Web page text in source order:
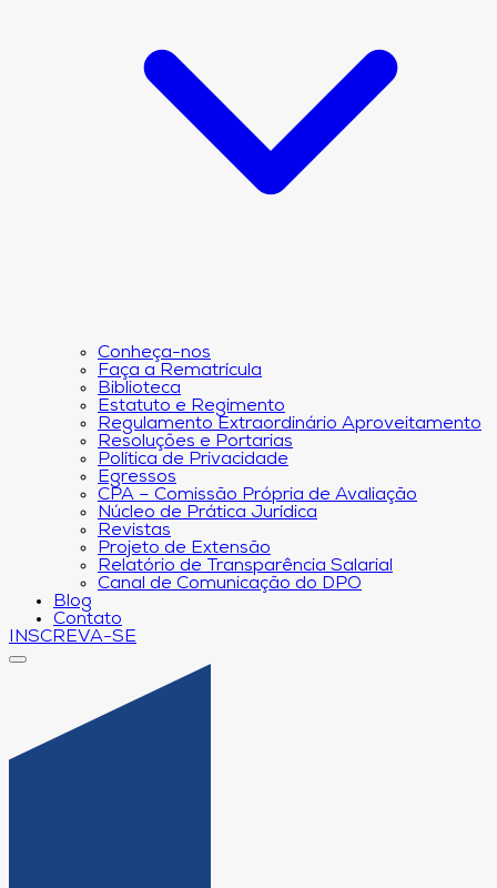
Conheça-nos
Faça a Rematrícula
Biblioteca
Estatuto e Regimento
Regulamento Extraordinário Aproveitamento
Resoluções e Portarias
Política de Privacidade
Egressos
CPA – Comissão Própria de Avaliação
Núcleo de Prática Jurídica
Revistas
Projeto de Extensão
Relatório de Transparência Salarial
Canal de Comunicação do DPO
Blog
Contato
INSCREVA-SE